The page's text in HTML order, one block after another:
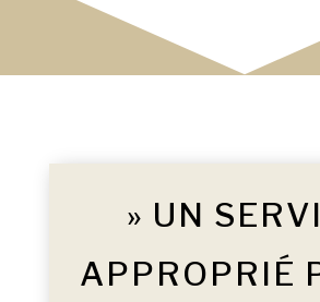
» UN
APPROPRIÉ